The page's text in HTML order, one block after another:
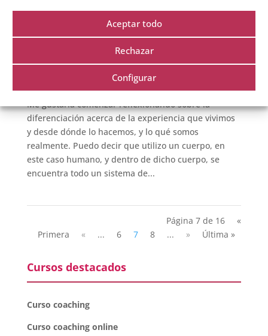
Aceptar todo
Rechazar
Configurar
elige vivir desde tu
Ser.
porCrearte|21 - Sep - 2020|Inteligencia
Me gustaría comenzar reflexionando sobre la
diferenciación acerca de la experiencia que vivimos
y desde dónde lo hacemos, y lo qué somos
realmente. Puedo decir que utilizo un cuerpo, en
este caso humano, y dentro de dicho cuerpo, se
encuentra todo un sistema de...
Página 7 de 16
«
Primera
« ... 6 7 8 ... » Última »
Cursos destacados
Curso coaching
Curso coaching online